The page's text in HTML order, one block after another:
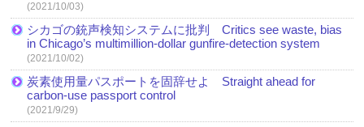
(2021/10/03)
シカゴの銃声検知システムに批判 Critics see waste, bias
in Chicago’s multimillion-dollar gunfire-detection system
(2021/10/02)
炭素使用量パスポートを固辞せよ Straight ahead for
carbon-use passport control
(2021/9/29)